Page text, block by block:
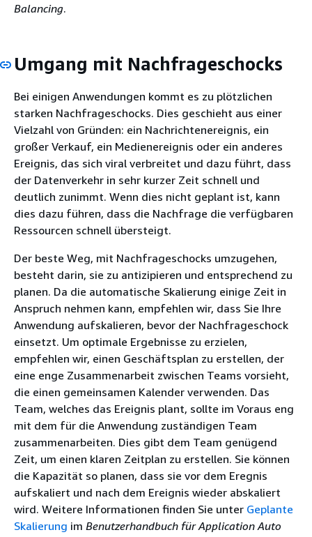
Balancing.
Umgang mit Nachfrageschocks
Bei einigen Anwendungen kommt es zu plötzlichen
starken Nachfrageschocks. Dies geschieht aus einer
Vielzahl von Gründen: ein Nachrichtenereignis, ein
großer Verkauf, ein Medienereignis oder ein anderes
Ereignis, das sich viral verbreitet und dazu führt, dass
der Datenverkehr in sehr kurzer Zeit schnell und
deutlich zunimmt. Wenn dies nicht geplant ist, kann
dies dazu führen, dass die Nachfrage die verfügbaren
Ressourcen schnell übersteigt.
Der beste Weg, mit Nachfrageschocks umzugehen,
besteht darin, sie zu antizipieren und entsprechend zu
planen. Da die automatische Skalierung einige Zeit in
Anspruch nehmen kann, empfehlen wir, dass Sie Ihre
Anwendung aufskalieren, bevor der Nachfrageschock
einsetzt. Um optimale Ergebnisse zu erzielen,
empfehlen wir, einen Geschäftsplan zu erstellen, der
eine enge Zusammenarbeit zwischen Teams vorsieht,
die einen gemeinsamen Kalender verwenden. Das
Team, welches das Ereignis plant, sollte im Voraus eng
mit dem für die Anwendung zuständigen Team
zusammenarbeiten. Dies gibt dem Team genügend
Zeit, um einen klaren Zeitplan zu erstellen. Sie können
die Kapazität so planen, dass sie vor dem Eregnis
aufskaliert und nach dem Ereignis wieder abskaliert
wird. Weitere Informationen finden Sie unter Geplante
Skalierung im Benutzerhandbuch für Application Auto